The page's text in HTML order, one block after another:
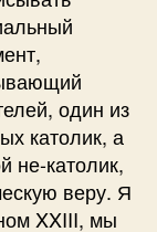
один из
католик, а
не-католик,
веру. Я
XXIII, мы